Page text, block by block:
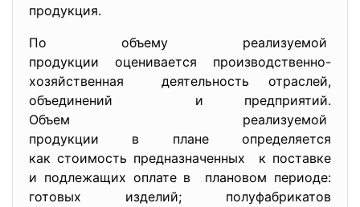
продукция.
По объему реализуемой
продукции оценивается производственно-
хозяйственная деятельность отраслей,
объединений и предприятий.
Объем реализуемой
продукции в плане определяется
как стоимость предназначенных к поставке
и подлежащих оплате в плановом периоде:
готовых изделий; полуфабрикатов